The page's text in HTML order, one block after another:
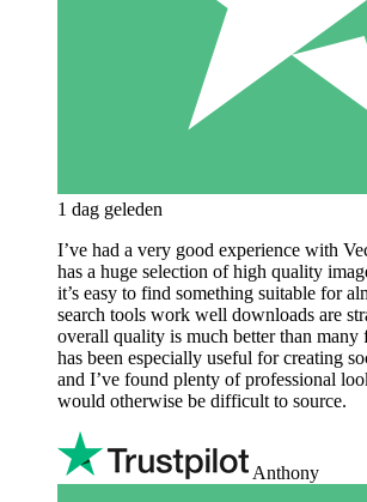
1 dag geleden
I’ve had a very good experience with
has a huge selection of high quality
it’s easy to find something suitable for
search tools work well downloads are
overall quality is much better than many
has been especially useful for creating
and I’ve found plenty of professional
would otherwise be difficult to source.
Anthony